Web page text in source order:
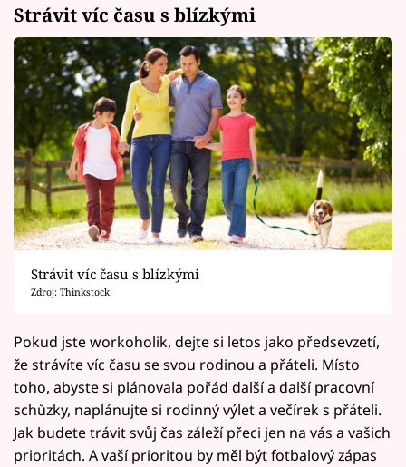
Strávit víc času s blízkými
Strávit víc času s blízkými
Zdroj: Thinkstock
Pokud jste workoholik, dejte si letos jako předsevzetí,
že strávíte víc času se svou rodinou a přáteli. Místo
toho, abyste si plánovala pořád další a další pracovní
schůzky, naplánujte si rodinný výlet a večírek s přáteli.
Jak budete trávit svůj čas záleží přeci jen na vás a vašich
prioritách. A vaší prioritou by měl být fotbalový zápas